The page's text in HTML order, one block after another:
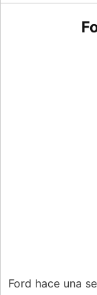
Ford hace una